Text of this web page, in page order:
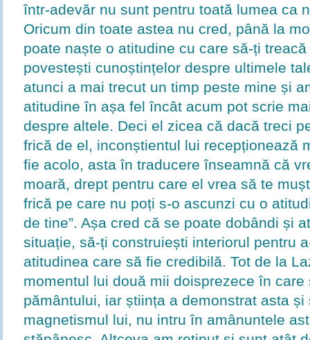
într-adevăr nu sunt pentru toată lumea ca
Oricum din toate astea nu cred, până la
poate naște o atitudine cu care să-ți
povestești cunoștințelor despre ultimele
atunci a mai trecut un timp peste mine și
atitudine în așa fel încât acum pot scrie
despre altele. Deci el zicea că dacă treci
frică de el, inconștientul lui recepționează
fie acolo, asta în traducere înseamnă că
moară, drept pentru care el vrea să te
frică pe care nu poți s-o ascunzi cu o
de tine”. Așa cred că se poate dobândi și
situație, să-ți construiești interiorul pentru
atitudinea care să fie credibilă. Tot de la
momentul lui două mii doisprezece în
pământului, iar știința a demonstrat asta și
magnetismul lui, nu intru în amânuntele